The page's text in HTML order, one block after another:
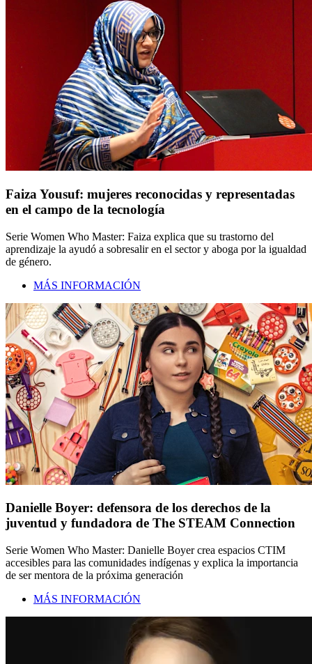
Faiza Yousuf: mujeres reconocidas y representadas
en el campo de la tecnología
Serie Women Who Master: Faiza explica que su trastorno del
aprendizaje la ayudó a sobresalir en el sector y aboga por la igualdad
de género.
MÁS INFORMACIÓN
Danielle Boyer: defensora de los derechos de la
juventud y fundadora de The STEAM Connection
Serie Women Who Master: Danielle Boyer crea espacios CTIM
accesibles para las comunidades indígenas y explica la importancia
de ser mentora de la próxima generación
MÁS INFORMACIÓN